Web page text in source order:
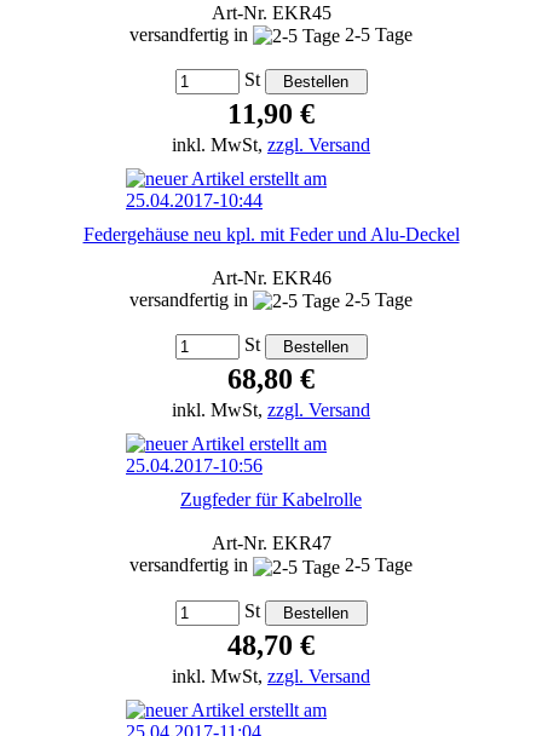
Art-Nr. EKR45
versandfertig in
2-5 Tage
St
11,90 €
inkl. MwSt, zzgl. Versand
Federgehäuse neu kpl. mit Feder und Alu-Deckel
Art-Nr. EKR46
versandfertig in
2-5 Tage
St
68,80 €
inkl. MwSt, zzgl. Versand
Zugfeder für Kabelrolle
Art-Nr. EKR47
versandfertig in
2-5 Tage
St
48,70 €
inkl. MwSt, zzgl. Versand